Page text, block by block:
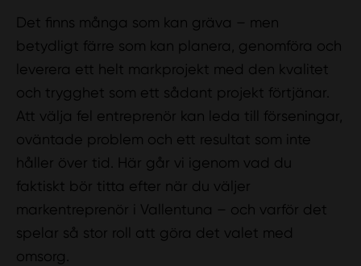
Det finns många som kan gräva – men
betydligt färre som kan planera, genomföra och
leverera ett helt markprojekt med den kvalitet
och trygghet som ett sådant projekt förtjänar.
Att välja fel entreprenör kan leda till förseningar,
oväntade problem och ett resultat som inte
håller över tid. Här går vi igenom vad du
faktiskt bör titta efter när du väljer
markentreprenör i Vallentuna – och varför det
spelar så stor roll att göra det valet med
omsorg.